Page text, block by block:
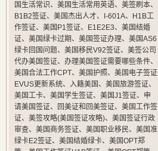
国生活常识、 美国生活常用英语、 美签刷本、
B1B2签证、 美国杰出人才、 I-601A、
H1B工
作签证、 美国P1签证、 E1E2E3、 美国结婚
证、 美国绿卡过期、 美国签证办理、 美国AS6
绿卡回国问题、 美国移民V92签证、 美签公司
代办美国签证、 办理美国签证需要哪些条件、
美国合法工作CPT、 美国护照、 美国电子签证
EVUS更新系统、 入籍美国、 美国旅游签证、
美国工卡、 美国学生签证、 美国J1签证、 申
请美国签证、 回美证和回美签证、 美国工作签
证、 美签攻略(美国签证攻略)、 美国签证行政
审查、 美国商务签证、 美国职业移民、 美国准
绿卡E2签证、 美国结婚绿卡、 美国OPT郑